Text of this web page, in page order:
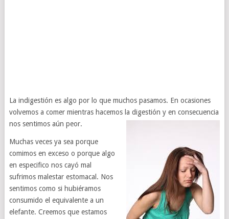
La indigestión es algo por lo que muchos pasamos. En ocasiones
volvemos a comer mientras hacemos la digestión y en consecuencia
nos sentimos aún peor.
Muchas veces ya sea porque
comimos en exceso o porque algo
en especifico nos cayó mal
sufrimos malestar estomacal. Nos
sentimos como si hubiéramos
consumido el equivalente a un
elefante. Creemos que estamos